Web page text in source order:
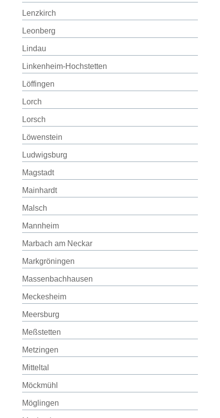
Lenzkirch
Leonberg
Lindau
Linkenheim-Hochstetten
Löffingen
Lorch
Lorsch
Löwenstein
Ludwigsburg
Magstadt
Mainhardt
Malsch
Mannheim
Marbach am Neckar
Markgröningen
Massenbachhausen
Meckesheim
Meersburg
Meßstetten
Metzingen
Mitteltal
Möckmühl
Möglingen